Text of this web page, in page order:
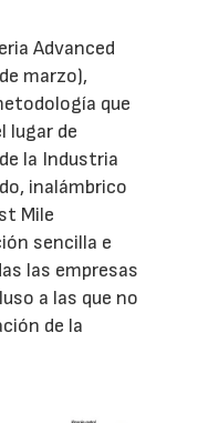
Advanced
marzo),
que
lugar de
la Industria
inalámbrico
Mile
sencilla e
las empresas
a las que no
de la